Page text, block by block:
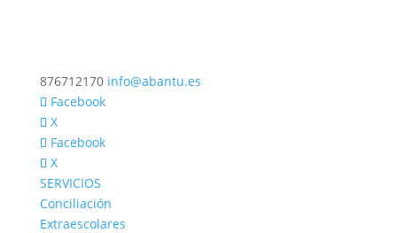
876712170 info@abantu.es
Facebook
X
Facebook
X
SERVICIOS
Conciliación
Extraescolares